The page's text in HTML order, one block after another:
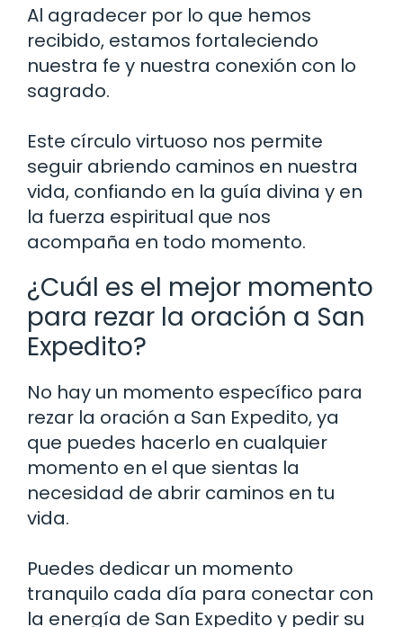
Al agradecer por lo que hemos
recibido, estamos fortaleciendo
nuestra fe y nuestra conexión con lo
sagrado.
Este círculo virtuoso nos permite
seguir abriendo caminos en nuestra
vida, confiando en la guía divina y en
la fuerza espiritual que nos
acompaña en todo momento.
¿Cuál es el mejor momento
para rezar la oración a San
Expedito?
No hay un momento específico para
rezar la oración a San Expedito, ya
que puedes hacerlo en cualquier
momento en el que sientas la
necesidad de abrir caminos en tu
vida.
Puedes dedicar un momento
tranquilo cada día para conectar con
la energía de San Expedito y pedir su